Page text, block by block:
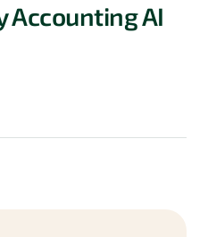
Accounting AI